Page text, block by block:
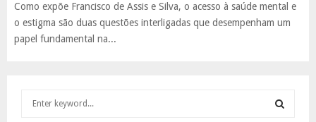
Como expõe Francisco de Assis e Silva, o acesso à saúde mental e
o estigma são duas questões interligadas que desempenham um
papel fundamental na...